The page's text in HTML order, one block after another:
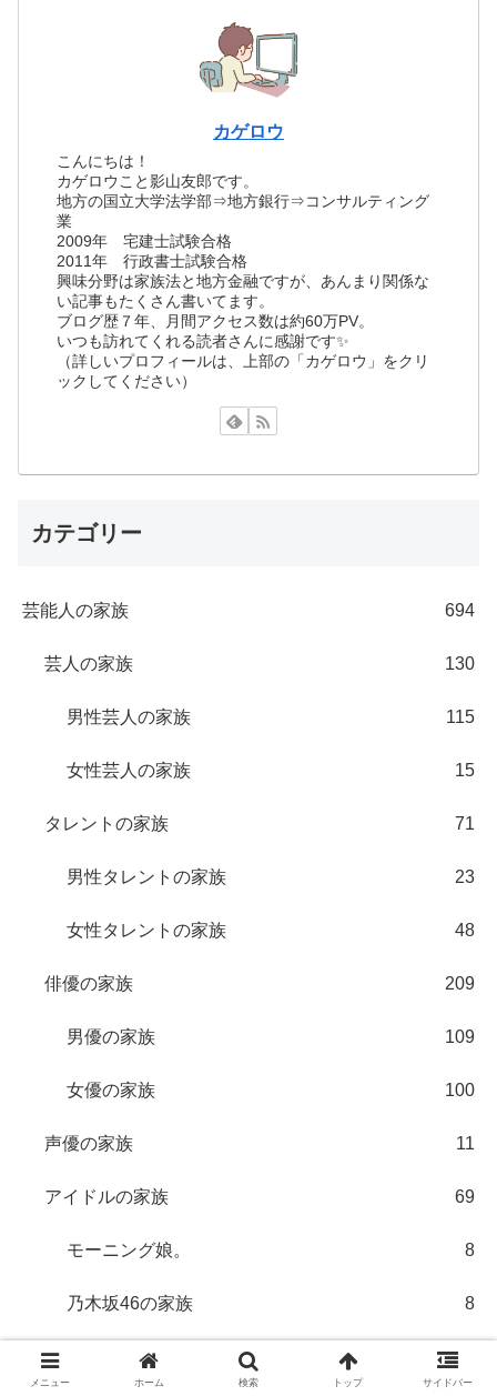
カゲロウ
こんにちは！
カゲロウこと影山友郎です。
地方の国立大学法学部⇒地方銀行⇒コンサルティング
業
2009年 宅建士試験合格
2011年 行政書士試験合格
興味分野は家族法と地方金融ですが、あんまり関係な
い記事もたくさん書いてます。
ブログ歴７年、月間アクセス数は約60万PV。
いつも訪れてくれる読者さんに感謝です✨
（詳しいプロフィールは、上部の「カゲロウ」をクリ
ックしてください）
カテゴリー
芸能人の家族 694
芸人の家族 130
男性芸人の家族 115
女性芸人の家族 15
タレントの家族 71
男性タレントの家族 23
女性タレントの家族 48
俳優の家族 209
男優の家族 109
女優の家族 100
声優の家族 11
アイドルの家族 69
モーニング娘。 8
乃木坂46の家族 8
欅坂46の家族
メニュー ホーム 検索 トップ サイドバー